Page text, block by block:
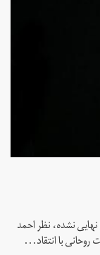
درحالی‌که هنوز تکلیف لایحه CFT و پیوستن ایران به FATF نهایی نشده، نظر احمد
با انتقاد...